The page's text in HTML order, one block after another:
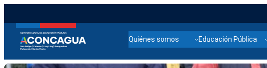
Quiénes somos Educación Pública